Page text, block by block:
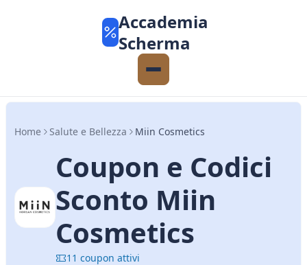
Accademia
Scherma
Home Salute e Bellezza Miin Cosmetics
Coupon e Codici
Sconto Miin
Cosmetics
11 coupon attivi